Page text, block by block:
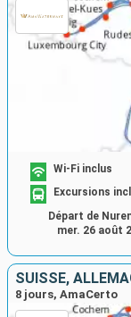
Wi-Fi inclus
Excursions
Départ de
mer. 26 août
SUISSE,
8 jours, AmaCerto